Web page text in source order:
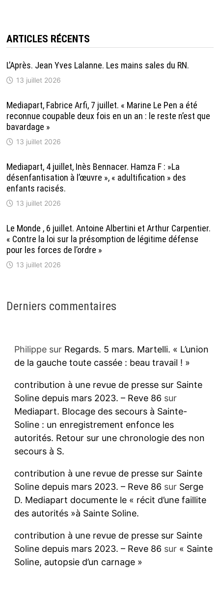
ARTICLES RÉCENTS
L’Après. Jean Yves Lalanne. Les mains sales du RN.
13 juillet 2026
Mediapart, Fabrice Arfi, 7 juillet. « Marine Le Pen a été
reconnue coupable deux fois en un an : le reste n’est que
bavardage »
13 juillet 2026
Mediapart, 4 juillet, Inès Bennacer. Hamza F : »La
désenfantisation à l’œuvre », « adultification » des
enfants racisés.
13 juillet 2026
Le Monde , 6 juillet. Antoine Albertini et Arthur Carpentier.
« Contre la loi sur la présomption de légitime défense
pour les forces de l’ordre »
13 juillet 2026
Derniers commentaires
Philippesur Regards. 5 mars. Martelli. « L’union
de la gauche toute cassée : beau travail ! »
contribution à une revue de presse sur Sainte
Soline depuis mars 2023. – Reve 86 sur
Mediapart. Blocage des secours à Sainte-
Soline : un enregistrement enfonce les
autorités. Retour sur une chronologie des non
secours à S.
contribution à une revue de presse sur Sainte
Soline depuis mars 2023. – Reve 86 sur Serge
D. Mediapart documente le « récit d’une faillite
des autorités »à Sainte Soline.
contribution à une revue de presse sur Sainte
Soline depuis mars 2023. – Reve 86 sur « Sainte
Soline, autopsie d’un carnage »